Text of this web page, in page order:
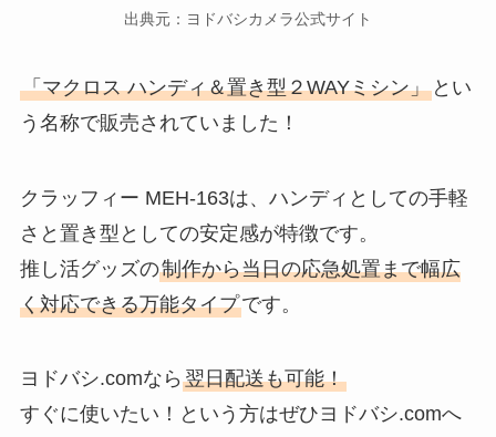
出典元：ヨドバシカメラ公式サイト
「マクロス ハンディ＆置き型２WAYミシン」とい
う名称で販売されていました！
クラッフィー MEH-163は、ハンディとしての手軽
さと置き型としての安定感が特徴です。
推し活グッズの制作から当日の応急処置まで幅広
く対応できる万能タイプです。
ヨドバシ.comなら 翌日配送も可能！
すぐに使いたい！という方はぜひヨドバシ.comへ